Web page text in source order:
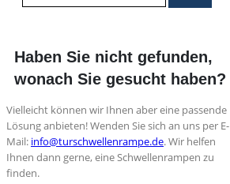
Haben Sie nicht gefunden,
wonach Sie gesucht haben?
Vielleicht können wir Ihnen aber eine passende
Lösung anbieten! Wenden Sie sich an uns per E-
Mail: info@turschwellenrampe.de. Wir helfen
Ihnen dann gerne, eine Schwellenrampen zu
finden.